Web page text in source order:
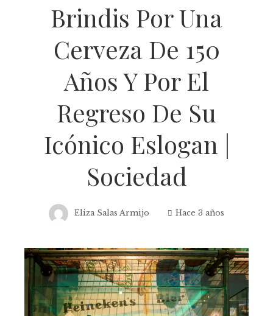
Brindis Por Una
Cerveza De 150
Años Y Por El
Regreso De Su
Icónico Eslogan |
Sociedad
Eliza Salas Armijo Hace 3 años